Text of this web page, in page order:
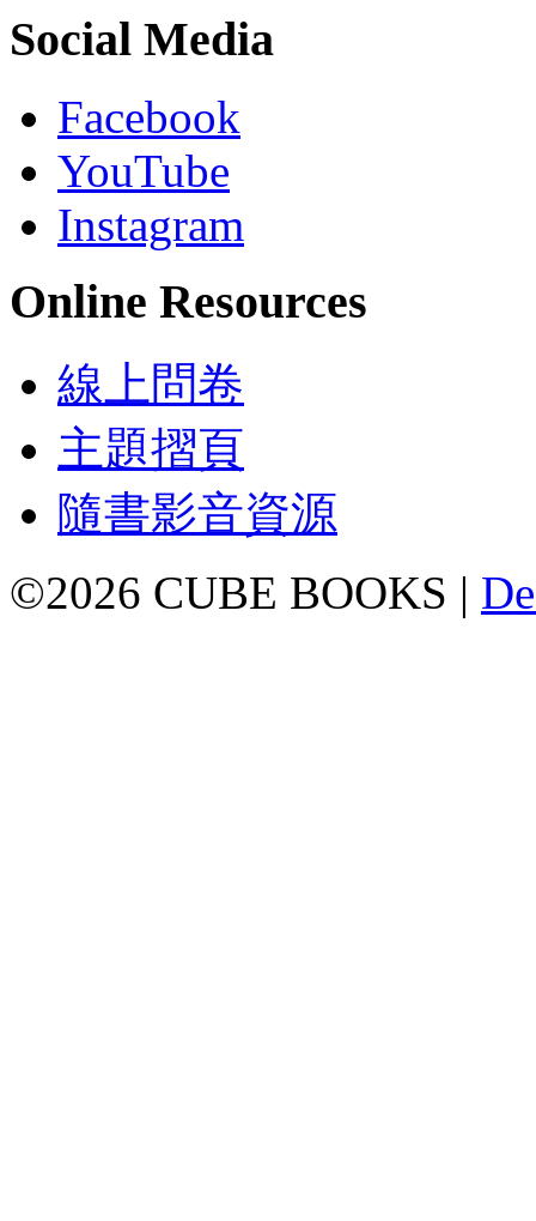
Social Media
Facebook
YouTube
Instagram
Online Resources
線上問卷
主題摺頁
隨書影音資源
©2026 CUBE BOOKS |